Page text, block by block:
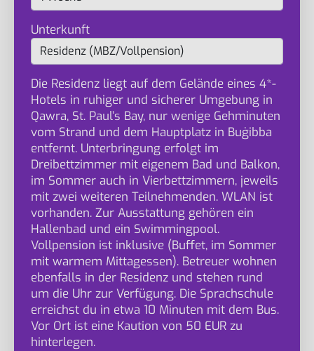
Unterkunft
Die Residenz liegt auf dem Gelände eines 4*-
Hotels in ruhiger und sicherer Umgebung in
Qawra, St. Paul’s Bay, nur wenige Gehminuten
vom Strand und dem Hauptplatz in Buġibba
entfernt. Unterbringung erfolgt im
Dreibettzimmer mit eigenem Bad und Balkon,
im Sommer auch in Vierbettzimmern, jeweils
mit zwei weiteren Teilnehmenden. WLAN ist
vorhanden. Zur Ausstattung gehören ein
Hallenbad und ein Swimmingpool.
Vollpension ist inklusive (Buffet, im Sommer
mit warmem Mittagessen). Betreuer wohnen
ebenfalls in der Residenz und stehen rund
um die Uhr zur Verfügung. Die Sprachschule
erreichst du in etwa 10 Minuten mit dem Bus.
Vor Ort ist eine Kaution von 50 EUR zu
hinterlegen.